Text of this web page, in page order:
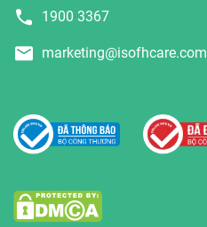
1900 3367
marketing@isofhcare.com